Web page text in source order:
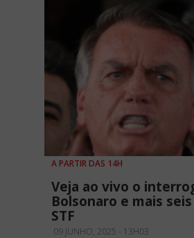
A PARTIR DAS 14H
Veja ao vivo o
Bolsonaro e mais
STF
09 JUNHO, 2025 - 13H03